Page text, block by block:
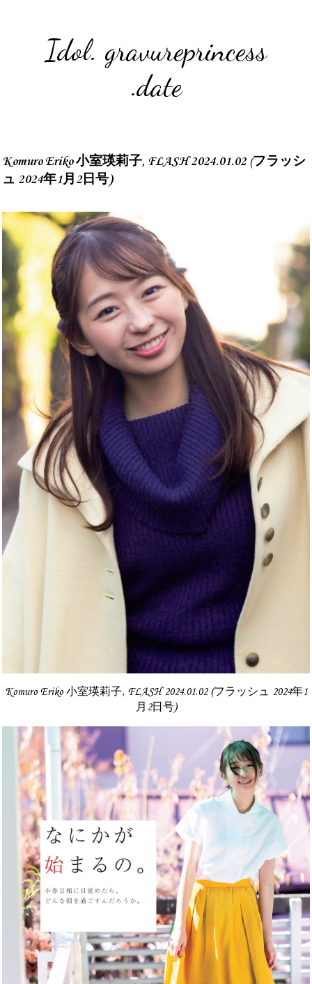
Idol. gravureprincess
.date
Komuro Eriko 小室瑛莉子, FLASH 2024.01.02 (フラッシ
ュ 2024年1月2日号)
Komuro Eriko 小室瑛莉子, FLASH 2024.01.02 (フラッシュ 2024年1
月2日号)